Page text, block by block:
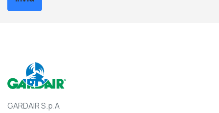
GARDAIR S.p.A